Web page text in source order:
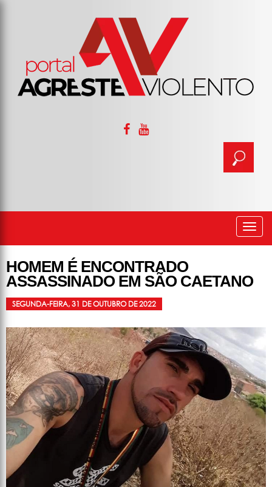
HOMEM É ENCONTRADO
ASSASSINADO EM SÃO CAETANO
SEGUNDA-FEIRA, 31 DE OUTUBRO DE 2022